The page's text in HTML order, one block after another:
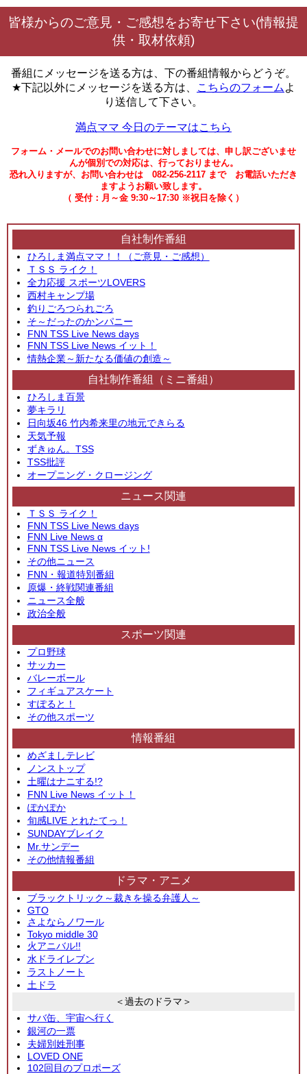
皆様からのご意見・ご感想をお寄せ下さい(情報提
供・取材依頼)
番組にメッセージを送る方は、下の番組情報からどうぞ。
★下記以外にメッセージを送る方は、
こちらのフォーム よ
り送信して下さい。
満点ママ 今日のテーマはこちら
フォーム・メールでのお問い合わせに対しましては、申し訳ございませ
んが個別での対応は、行っておりません。
恐れ入りますが、お問い合わせは 082-256-2117 まで お電話いただき
ますようお願い致します。
（ 受付：月～金 9:30～17:30 ※祝日を除く）
自社制作番組
ひろしま満点ママ！！（ご意見・ご感想）
ＴＳＳ ライク！
全力応援 スポーツLOVERS
西村キャンプ場
釣りごろつられごろ
そ～だったのかンパニー
FNN TSS Live News days
FNN TSS Live News イット！
情熱企業～新たなる価値の創造～
自社制作番組（ミニ番組）
ひろしま百景
夢キラリ
日向坂46 竹内希来里の地元できらる
天気予報
ずきゅん。TSS
TSS批評
オープニング・クロージング
ニュース関連
ＴＳＳ ライク！
FNN TSS Live News days
FNN Live News α
FNN TSS Live News イット!
その他ニュース
FNN・報道特別番組
原爆・終戦関連番組
ニュース全般
政治全般
スポーツ関連
プロ野球
サッカー
バレーボール
フィギュアスケート
すぽると！
その他スポーツ
情報番組
めざましテレビ
ノンストップ
土曜はナニする!?
FNN Live News イット！
ぽかぽか
旬感LIVE とれたてっ！
SUNDAYブレイク
Mr.サンデー
その他情報番組
ドラマ・アニメ
ブラックトリック～裁きを操る弁護人～
GTO
さよならノワール
Tokyo middle 30
火アニバル!!
水ドライレブン
ラストノート
土ドラ
＜過去のドラマ＞
サバ缶、宇宙へ行く
銀河の一票
夫婦別姓刑事
LOVED ONE
102回目のプロポーズ